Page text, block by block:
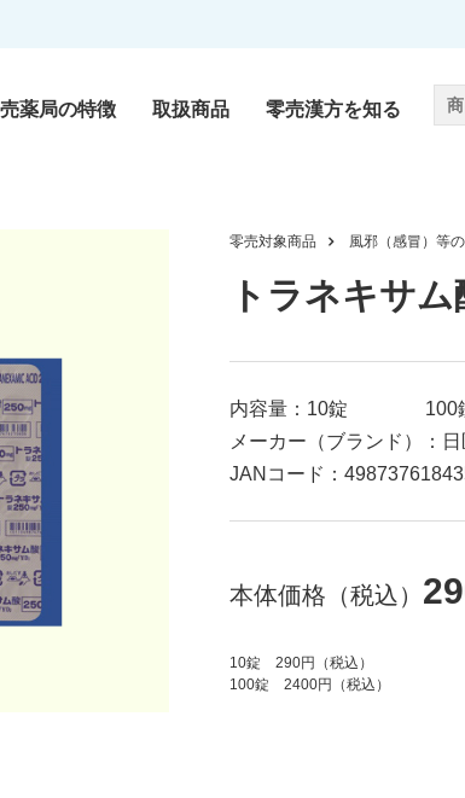
薬局の特徴 取扱商品
零売漢方
サプリメン
零売漢方を知る
零売対象商品 風邪（感冒）等
トラネキサ
内容量：10錠 100
メーカー（ブランド）：
JANコード：
本体価格（税込）
10錠 290円（税込）
100錠 2400円（税込）